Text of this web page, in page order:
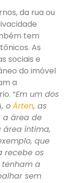
da rua ou
tem
As
sociais e
do imóvel
a
“Em um dos
oÁrten, as
a área de
área íntima,
que
recebe os
a
sem